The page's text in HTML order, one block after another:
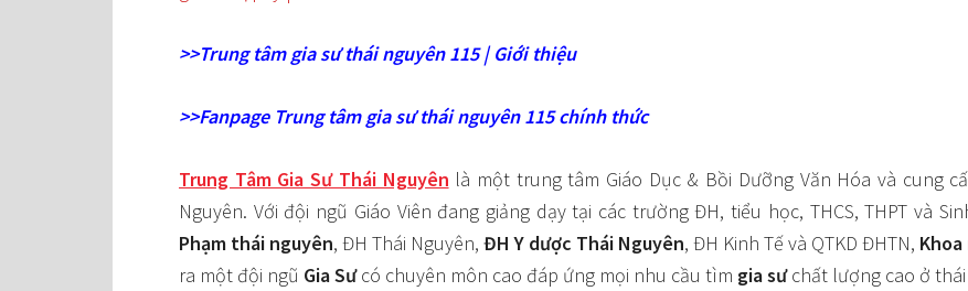
>>Trungtâm gia sư thái nguyên 115 | Giới thiệu
>>Fanpage Trung tâm gia sư thái nguyên 115 chính thức
Trung Tâm Gia Sư Thái Nguyên là một trung tâm Giáo Dục & Bồi Dưỡng Văn Hóa và cung
Nguyên. Với đội ngũ Giáo Viên đang giảng dạy tại các trường ĐH, tiểu học, THCS, THPT và
Phạm thái nguyên, ĐH Thái Nguyên, ĐH Y dược Thái Nguyên, ĐH Kinh Tế và QTKD ĐHTN,
ra một đội ngũ Gia Sưcó chuyên môn cao đáp ứng mọi nhu cầu tìm gia sưchất lượng cao ở